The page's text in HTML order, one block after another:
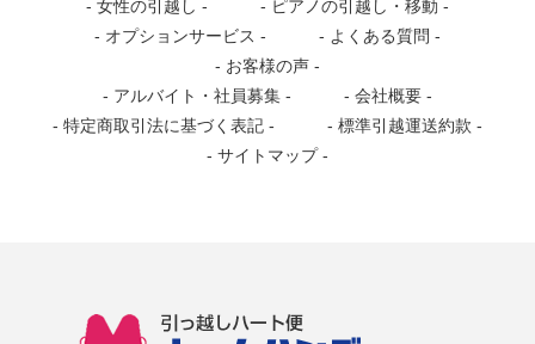
女性の引越し
ピアノの引越し・移動
オプションサービス
よくある質問
お客様の声
アルバイト・社員募集
会社概要
特定商取引法に基づく表記
標準引越運送約款
サイトマップ